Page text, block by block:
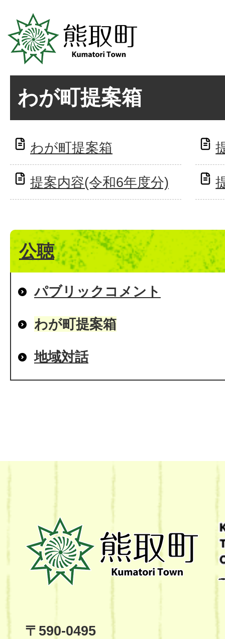
わが町提案箱
わが町提案箱
提案内容(令和6年度分)
公聴
パブリックコメント
わが町提案箱
地域対話
熊
取
町
Kumatori
Site
〒590-0495